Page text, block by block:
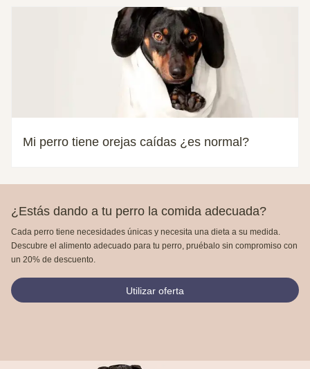
Mi perro tiene orejas caídas ¿es normal?
¿Estás dando a tu perro la comida adecuada?
Cada perro tiene necesidades únicas y necesita una dieta a su medida.
Descubre el alimento adecuado para tu perro, pruébalo sin compromiso con
un 20% de descuento.
Utilizar oferta